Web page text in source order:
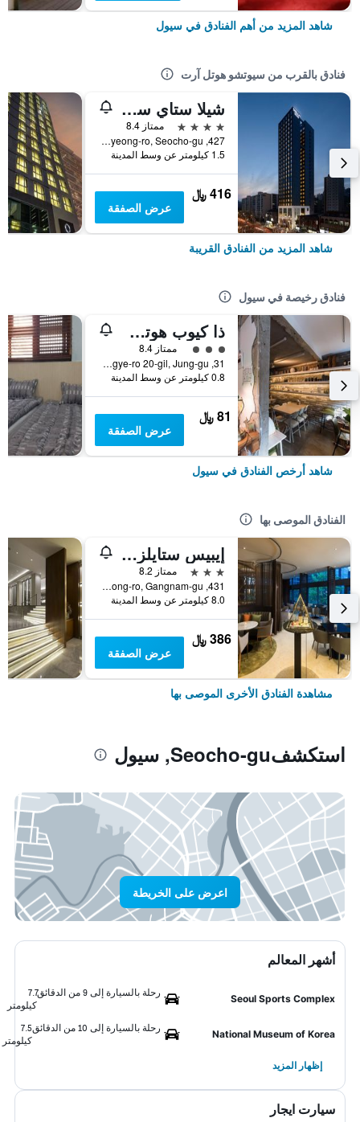
شاهد المزيد من أهم الفنادق في سيول
فنادق بالقرب من سيوتشو هوتل آرت
شيلا ستاي سيوتشو جاننام ستيشن
4 نجوم
ممتاز 8.4
427, Hyoryeong-ro, Seocho-gu, سيول, كوريا الجنوبية
1.5 كيلومتر عن وسط المدينة
416 ﷼
عرض الصفقة
شاهد المزيد من الفنادق القريبة
فنادق رخيصة في سيول
ذا كيوب هوتل - دار ضيافة
تقييم فئة 3ممتاز 8.4
31, Toegye-ro 20-gil, Jung-gu, سيول, كوريا الجنوبية
0.8 كيلومتر عن وسط المدينة
81 ﷼
عرض الصفقة
شاهد أرخص الفنادق في سيول
الفنادق الموصى بها
إيبيس ستايلز أمباسادور سيول غانغنام
3 نجوم
ممتاز 8.2
431, Samseong-ro, Gangnam-gu, سيول, كوريا الجنوبية
8.0 كيلومتر عن وسط المدينة
386 ﷼
عرض الصفقة
مشاهدة الفنادق الأخرى الموصى بها
استكشفSeocho-gu, سيول
اعرض على الخريطة
أشهر المعالم
Seoul Sports Complex
رحلة بالسيارة إلى 9 من الدقائق
7.7
كيلومتر
National Museum of Korea
رحلة بالسيارة إلى 10 من الدقائق
7.5
كيلومتر
إظهار المزيد
سيارت ايجار